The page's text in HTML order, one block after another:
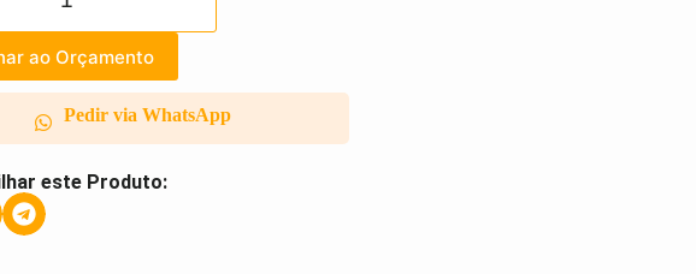
ao Orçamento
Pedir via WhatsApp
este Produto: